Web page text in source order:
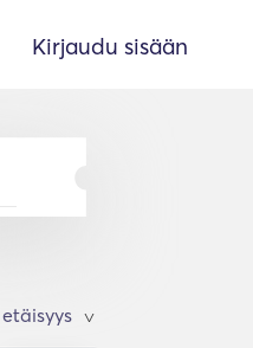
Kirjaudu sisään
>